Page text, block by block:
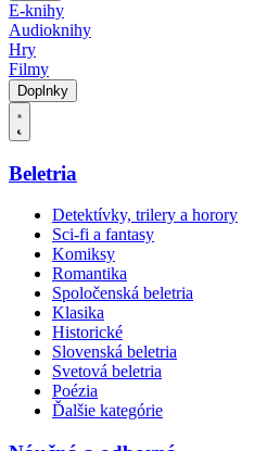
E-knihy
Audioknihy
Hry
Filmy
Doplnky
Beletria
Detektívky, trilery a horory
Sci-fi a fantasy
Komiksy
Romantika
Spoločenská beletria
Klasika
Historické
Slovenská beletria
Svetová beletria
Poézia
Ďalšie kategórie